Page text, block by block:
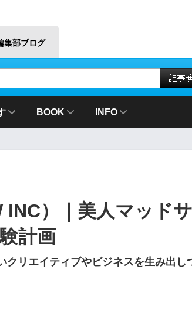
集部ブログ
BOOK INFO
）｜美人マッドサ
計画
クリエイティブやビジネスを生み出し